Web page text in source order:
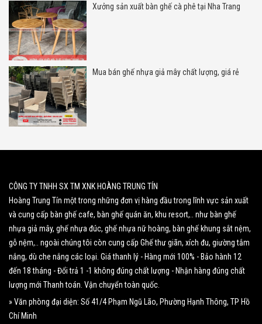
Xưởng sản xuất bàn ghế cà phê tại Nha Trang
Mua bán ghế nhựa giả mây chất lượng, giá rẻ
CÔNG TY TNHH SX TM XNK HOÀNG TRUNG TÍN
Hoàng Trung Tín một trong những đơn vị hàng đầu trong lĩnh vực sản xuất
và cung cấp bàn ghế cafe, bàn ghế quán ăn, khu resort,.. như bàn ghế
nhựa giả mây, ghế nhựa đúc, ghế nhựa nữ hoàng, bàn ghế khung sắt nệm,
gỗ nệm,.. ngoài chúng tôi còn cung cấp Ghế thư giãn, xích đu, giường tắm
nắng, dù che nắng các loại. Giá thanh lý - Hàng mới 100% - Bảo hành 12
đến 18 tháng - Đổi trả 1 -1 không đúng chất lượng - Nhận hàng đúng chất
lượng mới Thanh toán. Vận chuyển toàn quốc.
» Văn phòng đại diện: Số 41/4 Phạm Ngũ Lão, Phường Hạnh Thông, TP Hồ
Chí Minh